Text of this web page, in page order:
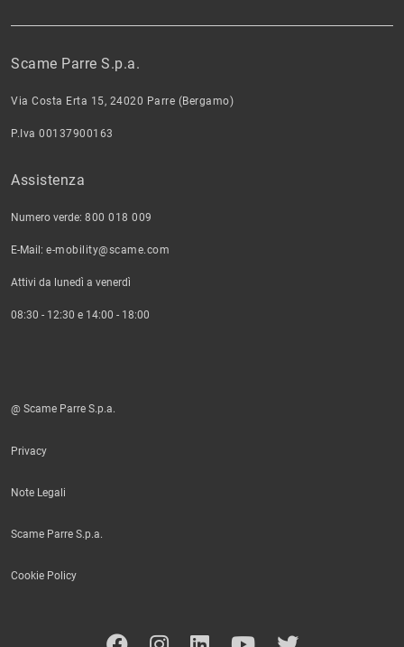
Scame Parre S.p.a.
Via Costa Erta 15, 24020 Parre (Bergamo)
P.Iva 00137900163
Assistenza
Numero verde: 800 018 009
E-Mail: e-mobility@scame.com
Attivi da lunedì a venerdì
08:30 - 12:30 e 14:00 - 18:00
@ Scame Parre S.p.a.
Privacy
Note Legali
Scame Parre S.p.a.
Cookie Policy